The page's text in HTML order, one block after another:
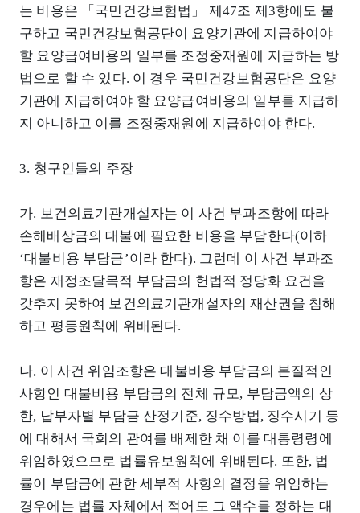
는 비용은 「국민건강보험법」 제47조 제3항에도 불
구하고 국민건강보험공단이 요양기관에 지급하여야
할 요양급여비용의 일부를 조정중재원에 지급하는 방
법으로 할 수 있다. 이 경우 국민건강보험공단은 요양
기관에 지급하여야 할 요양급여비용의 일부를 지급하
지 아니하고 이를 조정중재원에 지급하여야 한다.
3. 청구인들의 주장
가. 보건의료기관개설자는 이 사건 부과조항에 따라
손해배상금의 대불에 필요한 비용을 부담한다(이하
‘대불비용 부담금’이라 한다). 그런데 이 사건 부과조
항은 재정조달목적 부담금의 헌법적 정당화 요건을
갖추지 못하여 보건의료기관개설자의 재산권을 침해
하고 평등원칙에 위배된다.
나. 이 사건 위임조항은 대불비용 부담금의 본질적인
사항인 대불비용 부담금의 전체 규모, 부담금액의 상
한, 납부자별 부담금 산정기준, 징수방법, 징수시기 등
에 대해서 국회의 관여를 배제한 채 이를 대통령령에
위임하였으므로 법률유보원칙에 위배된다. 또한, 법
률이 부담금에 관한 세부적 사항의 결정을 위임하는
경우에는 법률 자체에서 적어도 그 액수를 정하는 대